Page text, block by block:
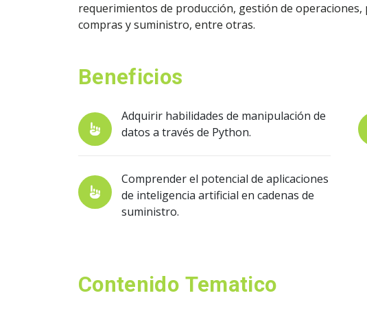
requerimientos de producción, gestión de
compras y suministro, entre otras.
Beneficios
Adquirir habilidades de manipulación de
datos a través de Python.
Comprender el potencial de aplicaciones
de inteligencia artificial en cadenas de
suministro.
Contenido Tematico